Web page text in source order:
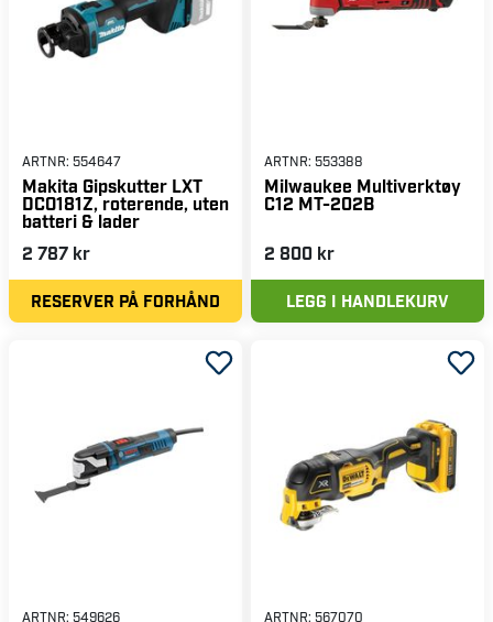
ARTNR: 554647
Makita Gipskutter LXT
DCO181Z, roterende, uten
batteri & lader
2 787 kr
RESERVER PÅ FORHÅND
ARTNR: 553388
Milwaukee Multiverktøy
C12 MT-202B
2 800 kr
LEGG I HANDLEKURV
ARTNR: 549626 ARTNR: 567070